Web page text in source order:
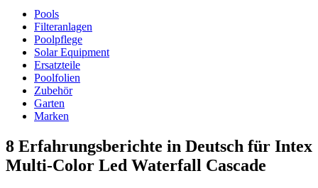
Pools
Filteranlagen
Poolpflege
Solar Equipment
Ersatzteile
Poolfolien
Zubehör
Garten
Marken
8 Erfahrungsberichte in Deutsch für Intex
Multi-Color Led Waterfall Cascade